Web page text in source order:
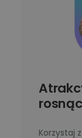
Korzystaj